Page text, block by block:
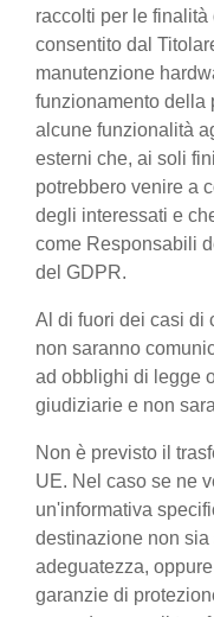
raccolti per le
consentito dal
manutenzione
funzionamento della
alcune funzionalità
esterni che, ai soli
potrebbero venire a
degli interessati e
come Responsabili
del GDPR.
Al di fuori dei casi di
non saranno
ad obblighi di legge
giudiziarie e non
Non è previsto il
UE. Nel caso se ne
un'informativa
destinazione non
adeguatezza,
garanzie di